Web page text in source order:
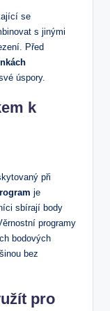
se
s jinými
Před
úspory.
k
při
je​
sbírají body
programy
bodových‌
bez
pro